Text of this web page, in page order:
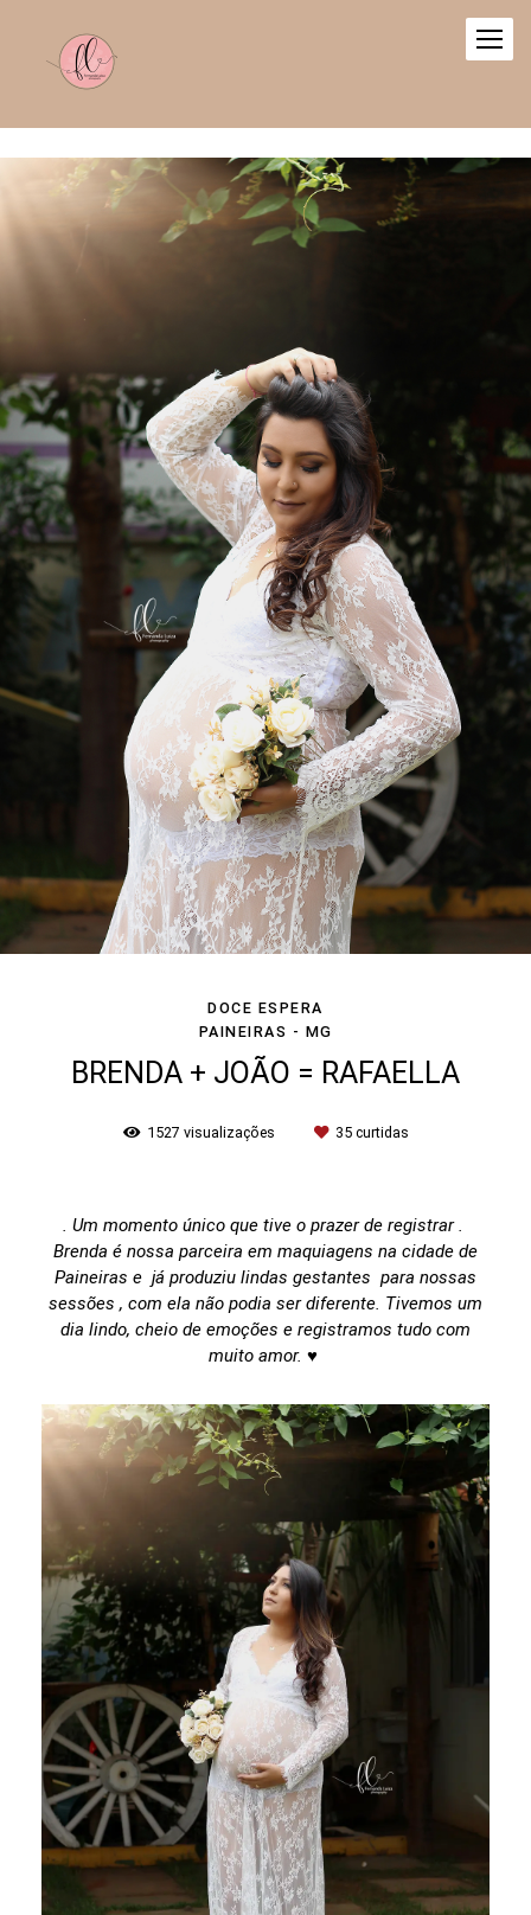
DOCE ESPERA
PAINEIRAS - MG
BRENDA + JOÃO = RAFAELLA
1527 visualizações 35curtidas
. Um momento único que tive o prazer de registrar .
Brenda é nossa parceira em maquiagens na cidade de
Paineiras e já produziu lindas gestantes para nossas
sessões , com ela não podia ser diferente. Tivemos um
dia lindo, cheio de emoções e registramos tudo com
muito amor. ♥